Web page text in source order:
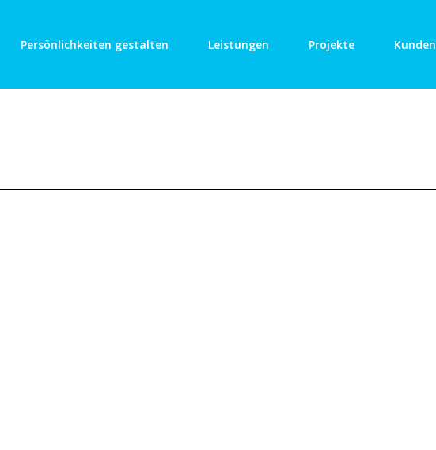
Persönlichkeiten gestalten Leistungen Projekte Kunden